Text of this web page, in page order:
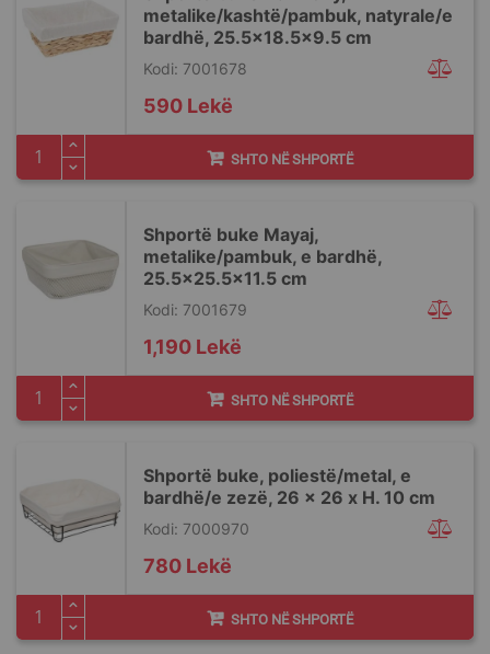
metalike/kashtë/pambuk, natyrale/e
bardhë, 25.5x18.5x9.5 cm
Kodi: 7001678
590 Lekë
SHTO NË SHPORTË
Shportë buke Mayaj,
metalike/pambuk, e bardhë,
25.5x25.5x11.5 cm
Kodi: 7001679
1,190 Lekë
SHTO NË SHPORTË
Shportë buke, poliestë/metal, e
bardhë/e zezë, 26 x 26 x H. 10 cm
Kodi: 7000970
780 Lekë
SHTO NË SHPORTË